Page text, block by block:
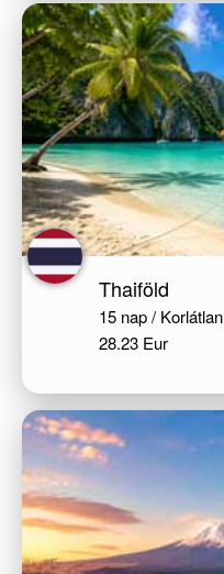
Thaiföld
15 nap / Korlátlan
28.23 Eur